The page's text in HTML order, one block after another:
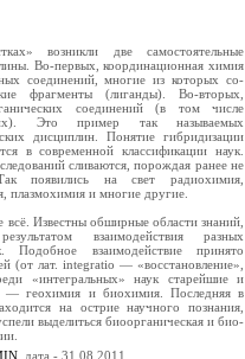
возникли две самостоятельные
Во-первых, координацион­ная химия
соединений, многие из которых со­
фрагменты (лиганды). Во-вторых,
соединений (в том числе
Это пример так называемых
дисциплин. Понятие ги­бридизации
в современной классификации наук.
сли­ваются, порождая ранее не
появились на свет радиохимия,
плазмохимия и многие другие.
всё. Известны обширные области знаний,
взаимодействия разных
Подобное взаимодействие принято
(от лат. integratio — «вос­становление»,
«интегральных» наук старейшие и
— геохимия и биохимия. Последняя в
на острие научного познания,
выделиться биоорганическая и био­
, дата - 31.08.2011